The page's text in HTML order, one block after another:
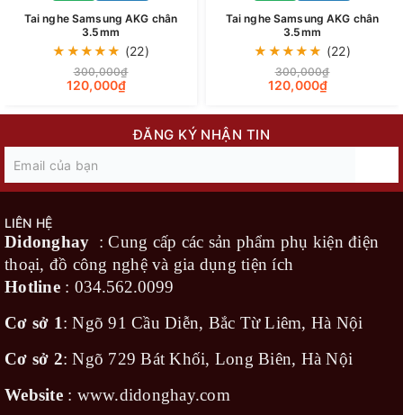
Chất âm tuyệt vời với âm bass sâu, ấm ,treble mid
cũng được tái tạo rất sống động
Tai nghe Samsung AKG chân
3.5mm
★ ★★★★ (22)
300,000₫
120,000₫
Tai nghe Samsung AKG chân
3.5mm
★ ★★★★ (22)
300,000₫
120,000₫
ĐĂNG KÝ NHẬN TIN
LIÊN HỆ
Didonghay : Cung cấp các sản phẩm phụ kiện điện
thoại, đồ công nghệ và gia dụng tiện ích
Hotline: 034.562.0099
Cơ sở 1: Ngõ 91 Cầu Diễn, Bắc Từ Liêm, Hà Nội
Cơ sở 2: Ngõ 729 Bát Khối, Long Biên, Hà Nội
Website: www.didonghay.com